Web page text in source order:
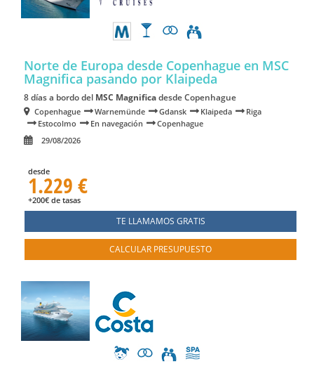
Norte de Europa desde Copenhague en MSC
Magnifica pasando por Klaipeda
8 días a bordo del MSC Magnificadesde Copenhague
Copenhague Warnemünde Gdansk Klaipeda
Riga
Estocolmo
En navegación
Copenhague
29/08/2026
desde
1.229 €
+200€ de tasas
TE LLAMAMOS GRATIS
CALCULAR PRESUPUESTO